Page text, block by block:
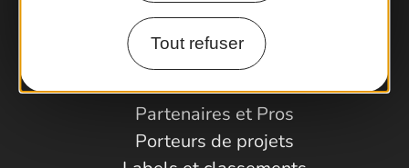
Tout refuser
Espace Pro
Observatoire
Partenaires et Pros
Porteurs de projets